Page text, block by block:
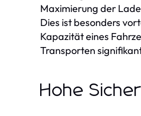
Maximierung der
Dies ist besonders
Kapazität eines
Transporten
Hohe